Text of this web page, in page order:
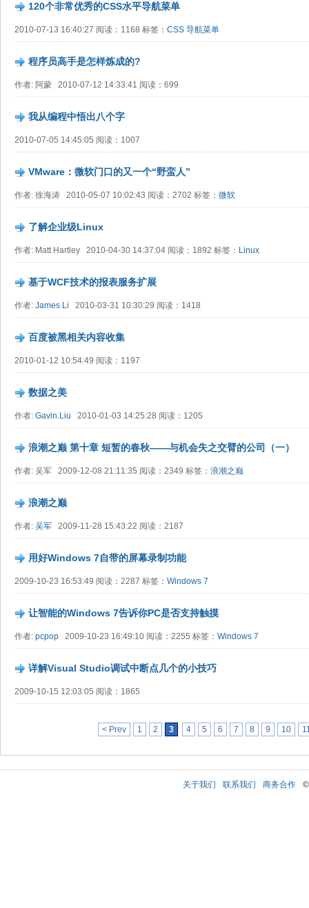
120个非常优秀的CSS水平导航菜单
2010-07-13 16:40:27 阅读：1168 标签： CSS 导航菜单
程序员高手是怎样炼成的?
作者: 阿蒙 2010-07-12 14:33:41 阅读：699
我从编程中悟出八个字
2010-07-05 14:45:05 阅读：1007
VMware：微软门口的又一个“野蛮人”
作者: 徐海涛 2010-05-07 10:02:43 阅读：2702 标签： 微软
了解企业级Linux
作者: Matt Hartley 2010-04-30 14:37:04 阅读：1892 标签： Linux
基于WCF技术的报表服务扩展
作者: James Li 2010-03-31 10:30:29 阅读：1418
百度被黑相关内容收集
2010-01-12 10:54:49 阅读：1197
数据之美
作者: Gavin.Liu 2010-01-03 14:25:28 阅读：1205
浪潮之巅 第十章 短暂的春秋——与机会失之交臂的公司（一）
作者: 吴军 2009-12-08 21:11:35 阅读：2349 标签： 浪潮之巅
浪潮之巅
作者: 吴军 2009-11-28 15:43:22 阅读：2187
用好Windows 7自带的屏幕录制功能
2009-10-23 16:53:49 阅读：2287 标签： Windows 7
让智能的Windows 7告诉你PC是否支持触摸
作者: pcpop 2009-10-23 16:49:10 阅读：2255 标签： Windows 7
详解Visual Studio调试中断点几个的小技巧
2009-10-15 12:03:05 阅读：1865
< Prev 1 2 3 4 5 6 7 8 9 10
关于我们 联系我们 商务合作